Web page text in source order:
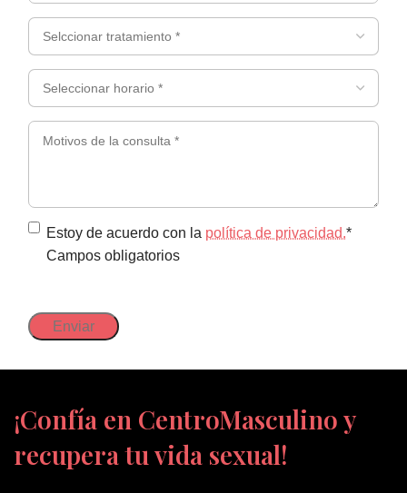
(Obligatorio)
tratamiento
*
(Obligatorio)
horario
*
(Obligatorio)
*
Política
de
Estoy de acuerdo con la política de privacidad.*
Campos obligatorios
¡Confía en CentroMasculino y
recupera tu vida sexual!